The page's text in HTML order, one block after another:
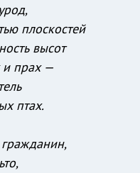
плоскостей
высот
и прах —
птах.